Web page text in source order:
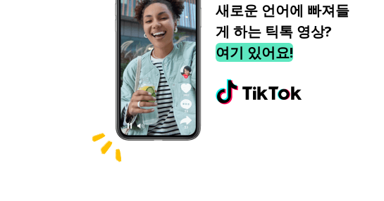
새로운 언어에 빠져들
게 하는 틱톡 영상?
여기 있어요!